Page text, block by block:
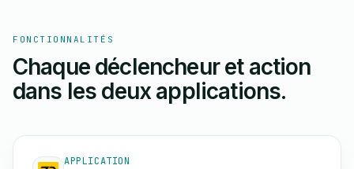
FONCTIONNALITÉS
Chaque déclencheur et action
dans les deux applications.
APPLICATION